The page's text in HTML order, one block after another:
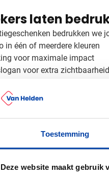
Toestemming
Deze website maakt gebruik
laten
bedrukken
in één of meerdere kleuren
voor maximale impact
voor extra zichtbaarheid
druktechnieken zorgen voor
voorbeeld
eruit ziet op de Murray
en we zorgen